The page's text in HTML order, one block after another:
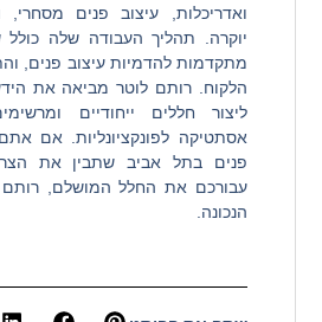
ואדריכלות, עיצוב פנים מסחרי,
יוקרה. תהליך העבודה שלה כולל
מתקדמות להדמיות עיצוב פנים,
הלקוח. רותם לוטר מביאה את
ליצור חללים ייחודיים
אסתטיקה לפונקציונליות. אם
פנים בתל אביב שתבין את
עבורכם את החלל המושלם, רותם
הנכונה.